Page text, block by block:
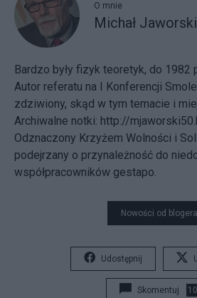
O mnie
Michał Jaworski
Bardzo były fizyk teoretyk, do 1982
Autor referatu na I Konferencji
zdziwiony, skąd w tym temacie i
Archiwalne notki: http://
Odznaczony Krzyżem Wolności i
podejrzany o przynależność do
współpracowników gestapo.
Nowości od blogera
Udostępnij
Skomentuj 10